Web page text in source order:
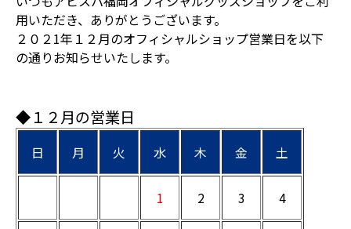
用いただき、ありがとうございます。
２０２1年１２月のオフィシャルショップ営業日を以下
の通りお知らせいたします。
◆１２月の営業日
日 月 火 水 木 金 土
1 2 3 4